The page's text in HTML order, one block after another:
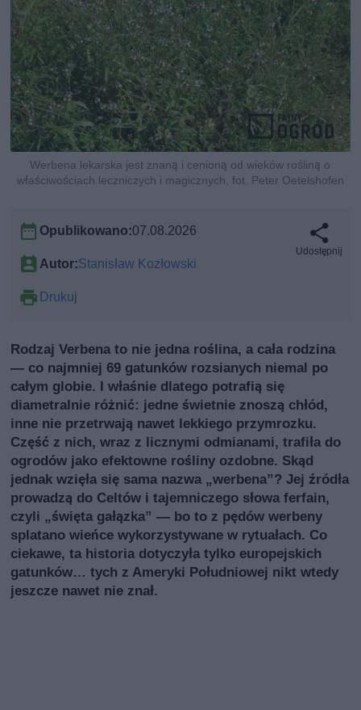
Werbena lekarska jest znaną i cenioną od wieków rośliną o
właściwościach leczniczych i magicznych, fot. Peter Oetelshofen
Opublikowano:07.08.2026
Autor:Stanisław Kozłowski
Drukuj
Udostępnij
Rodzaj Verbena to nie jedna roślina, a cała rodzina
— co najmniej 69 gatunków rozsianych niemal po
całym globie. I właśnie dlatego potrafią się
diametralnie różnić: jedne świetnie znoszą chłód,
inne nie przetrwają nawet lekkiego przymrozku.
Część z nich, wraz z licznymi odmianami, trafiła do
ogrodów jako efektowne rośliny ozdobne. Skąd
jednak wzięła się sama nazwa „werbena”? Jej źródła
prowadzą do Celtów i tajemniczego słowa ferfain,
czyli „święta gałązka” — bo to z pędów werbeny
splatano wieńce wykorzystywane w rytuałach. Co
ciekawe, ta historia dotyczyła tylko europejskich
gatunków… tych z Ameryki Południowej nikt wtedy
jeszcze nawet nie znał.